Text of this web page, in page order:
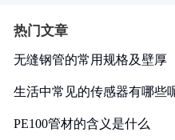
热门文章
无缝钢管的常用规格及壁厚
生活中常见的传感器有哪些
PE100管材的含义是什么